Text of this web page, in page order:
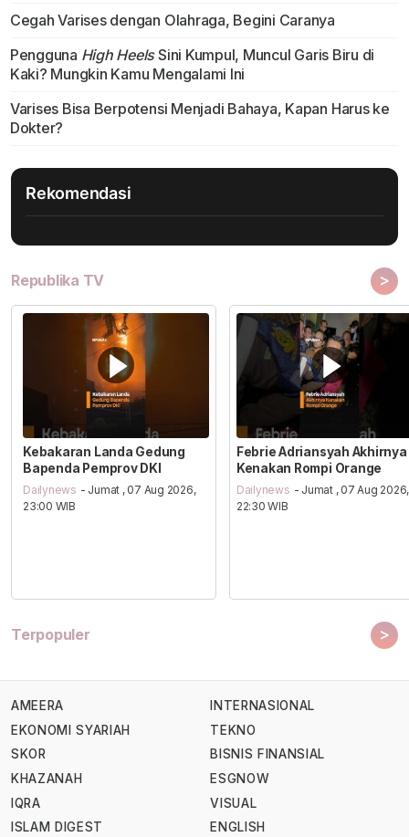
Cegah Varises dengan Olahraga, Begini Caranya
Pengguna High HeelsSini Kumpul, Muncul Garis Biru di
Kaki? Mungkin Kamu Mengalami Ini
Varises Bisa Berpotensi Menjadi Bahaya, Kapan Harus ke
Dokter?
Rekomendasi
Republika TV >
Kebakaran Landa Gedung
Bapenda Pemprov DKI
Dailynews - Jumat , 07 Aug 2026,
23:00 WIB
Febrie Adriansyah Akhirnya
Kenakan Rompi Orange
Dailynews - Jumat , 07 Aug 2026,
22:30 WIB
Terpopuler >
AMEERA
EKONOMI SYARIAH
SKOR
KHAZANAH
IQRA
ISLAM DIGEST
INTERNASIONAL
TEKNO
BISNIS FINANSIAL
ESGNOW
VISUAL
ENGLISH